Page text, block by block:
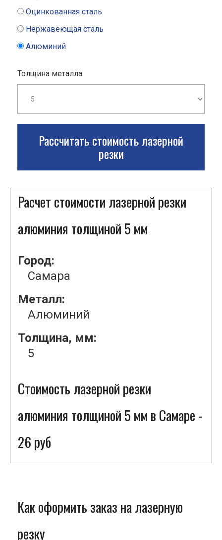
Оцинкованная сталь
Нержавеющая сталь
Алюминий
Толщина металла
Рассчитать стоимость лазерной
резки
Расчет стоимости лазерной резки
алюминия толщиной 5 мм
Город:
Самара
Металл:
Алюминий
Толщина, мм:
5
Стоимость лазерной резки
алюминия толщиной 5 мм в Самаре -
26 руб
Как оформить заказ на лазерную
резку